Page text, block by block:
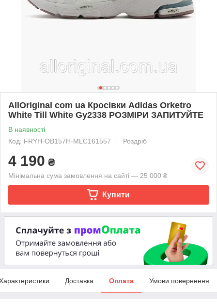
AllOriginal com ua Кросівки Adidas Orketro
White Till White Gy2338 РОЗМІРИ ЗАПИТУЙТЕ
В наявності
Код: FRYH-OB157H-MLC161557
Роздріб
4 190 ₴
Мінімальна сума замовлення на сайті — 25 000 ₴
Купити
Доставка Оплата Умови повернення